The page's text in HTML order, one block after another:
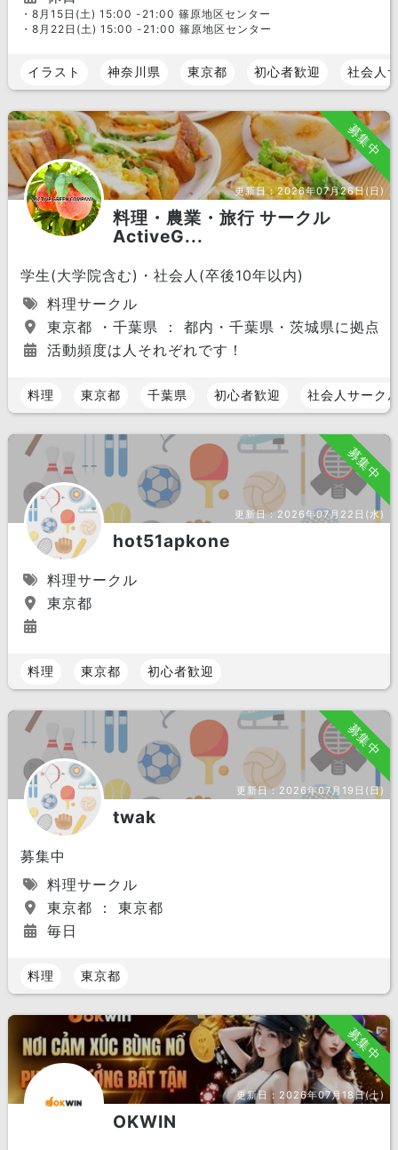
・8月15日(土) 15:00 -21:00 篠原地区センター
・8月22日(土) 15:00 -21:00 篠原地区センター
イラスト 神奈川県 東京都 初心者歓迎 社会人
募集中
更新日：2026年07月26日(日)
料理・農業・旅行 サークル
ActiveG...
学生(大学院含む)・社会人(卒後10年以内)
料理サークル
東京都 ・千葉県 ： 都内・千葉県・茨城県に拠点
活動頻度は人それぞれです！
料理 東京都 千葉県 初心者歓迎 社会人サーク
募集中
更新日：2026年07月22日(水)
hot51apkone
料理サークル
東京都
料理 東京都 初心者歓迎
募集中
更新日： 2026年07月19日(日)
twak
募集中
料理サークル
東京都 ： 東京都
毎日
料理 東京都
募集中
更新日： 2026年07月18日(土)
OKWIN